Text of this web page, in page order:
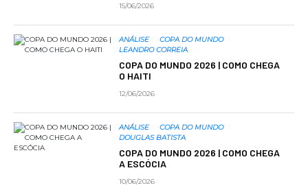
15/06/2026
ANÁLISE
COPA DO MUNDO
LEANDRO CORREIA
COPA DO MUNDO 2026 | COMO CHEGA
O HAITI
12/06/2026
ANÁLISE
COPA DO MUNDO
DOUGLAS BATISTA
COPA DO MUNDO 2026 | COMO CHEGA
A ESCÓCIA
10/06/2026